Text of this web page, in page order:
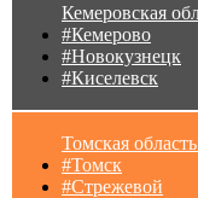
Кемеровская
#Кемерово
#Новокузнецк
#Киселевск
Томская
#Томск
#Стрежевой